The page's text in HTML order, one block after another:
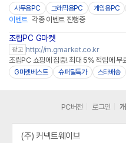
사무용PC 그래픽용PC 게임용PC
이벤트 각종 이벤트 진행중
조립PC G마켓
광고 http://m.gmarket.co.kr
조립PC 쇼핑에 집중! 최대 5% 적립에 무
G마켓베스트 슈퍼딜특가 스타배송
PC버전 로그인
(주) 커넥트웨이브